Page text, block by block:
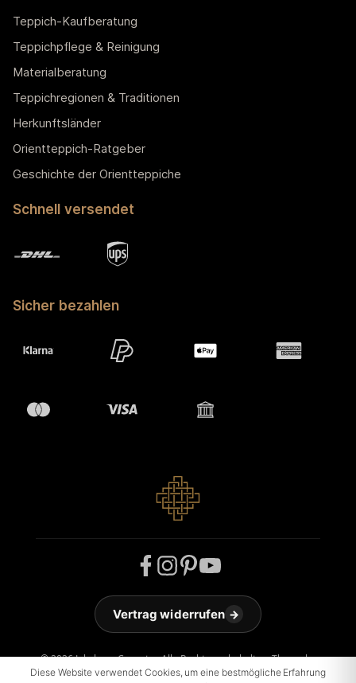
Teppich-Kaufberatung
Teppichpflege & Reinigung
Materialberatung
Teppichregionen & Traditionen
Herkunftsländer
Orientteppich-Ratgeber
Geschichte der Orientteppiche
Schnell versendet
Sicher bezahlen
© 2026 Jakobson Carpets - Alle Rechte vorbehalten. Theme by
ThemeWare®
Vertrag widerrufen →
Diese Website verwendet Cookies, um eine bestmögliche Erfahrung